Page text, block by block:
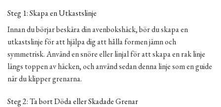
Steg 1: Skapa en Utkastslinje
Innan du börjar beskära din avenbokshäck, bör du skapa en
utkastslinje för att hjälpa dig att hålla formen jämn och
symmetrisk. Använd en snöre eller linjal för att skapa en rak linje
längs toppen av häcken, och använd sedan denna linje som en guide
när du klipper grenarna.
Steg 2: Ta bort Döda eller Skadade Grenar